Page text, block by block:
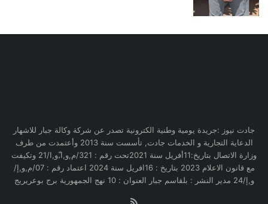
جادت نيوز :جريدة يومية وطنية الكترونية تصدر عن شركة وكالة جبار للاشهار
الدعاية التجارية و الخدمات جادت, تأسست سنة 2013 وأعتمدت من طرف
وزارة الاتصال بتاريخ:11أفريل سنة 2021تحت رقم : 321/م,و,ا,ّو,ا/21 وتكيفت
مع قانون الاعلام 2023 بتاريخ : 16افريل سنة 2024 اعتماد رقم : 07/م,و,إ/
و,إ/24 مدير النشر : بلقاسم جبار العنوان : 10 نهج الجمهورية برج بوعريريج